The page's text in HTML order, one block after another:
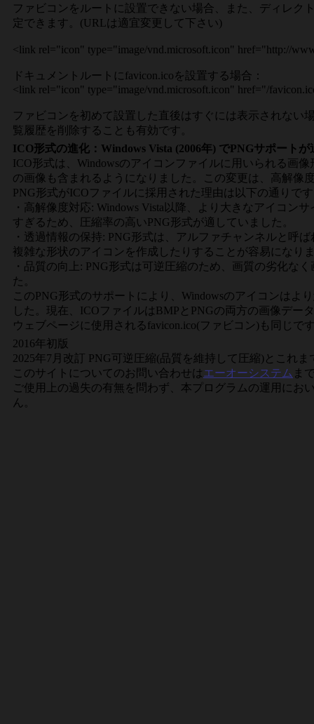
ファビコンをルートに設置できない場合、また、ディレク
定できます。(URLは適宜変更して下さい)
<link rel="icon" type="image/vnd.microsoft.icon" href="http://
ドキュメントルートにfavicon.icoを設置する場合：
<link rel="icon" type="image/vnd.microsoft.icon" href="/
ファビコンを初めて設置した直後はすぐには表示されな
覧履歴を削除することも有効です。
ICO形式の進化：Windows Vista (2006年) でPNGサポートが
ICO形式は、Windowsのアイコンファイルに用いられる画
の画像も含まれるようになりました。この変更は、高解像
PNG形式がICOファイルに採用された理由は以下の通りで
・高解像度対応: Windows Vista以降、より大きなアイコン
すぎるため、圧縮率の高いPNG形式が適していました。
・透過情報の保持: PNG形式は、アルファチャンネルと呼
複雑な形状のアイコンを作成したりすることが容易になり
・品質の向上: PNG形式は可逆圧縮のため、画質の劣化な
た。
このPNG形式のサポートにより、Windowsのアイコンは
した。現在、ICOファイルはBMPとPNGの両方の画像デ
ウェブページに使用されるfavicon.ico(ファビコン)も同じで
2016年初版
2025年7月改訂 PNG可逆圧縮(品質を維持して圧縮)とこれ
このサイトについてのお問い合わせは エーオーシステム ま
ご使用上の過失の有無を問わず、本プログラムの運用に
ん。